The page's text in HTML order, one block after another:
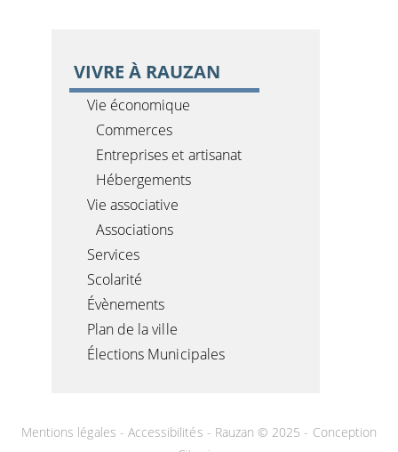
VIVRE À RAUZAN
Vie économique
Commerces
Entreprises et artisanat
Hébergements
Vie associative
Associations
Services
Scolarité
Évènements
Plan de la ville
Élections Municipales
Mentions légales - Accessibilités - Rauzan © 2025 - Conception